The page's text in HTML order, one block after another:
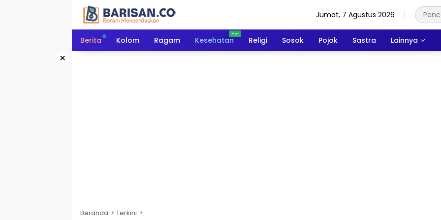
Jumat, 7 Agustus 2026
Berita Kolom Ragam Kesehatan Religi Sosok Pojok Sastra Lainnya
×
Beranda Terkini